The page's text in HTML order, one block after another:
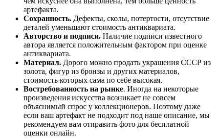
артефакта.
Сохранность. Дефекты, сколы, потертости, отсутствие
деталей уменьшают стоимость антиквариата.
Авторство и подписи. Наличие подписи известного
автора является положительным фактором при оценке
антиквариата.
Материал. Дорого можно продать украшения СССР из
золота, фигур из бронзы и других материалов,
стоимость которых сама по себе высокая.
Востребованность на рынке. Иногда на некоторые
произведения искусства возникает не совсем
объяснимый спрос у коллекционеров. Поэтому даже
если ваш артефакт не подходит под наше описание, мы
рекомендуем вам отправить фото для бесплатной
оценки онлайн.